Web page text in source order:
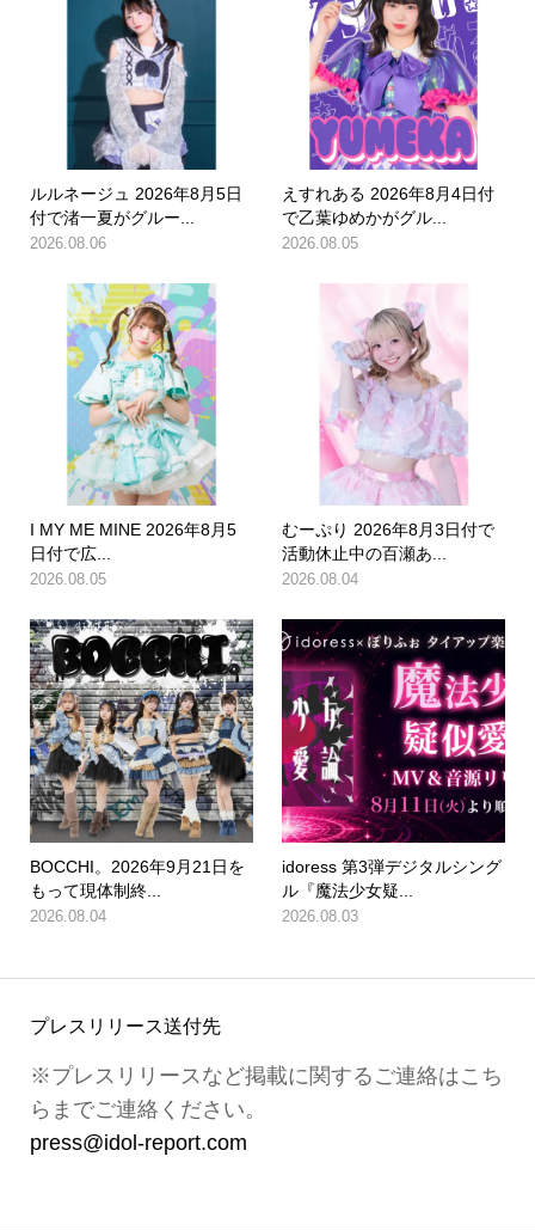
ルルネージュ 2026年8月5日
付で渚一夏がグルー...
2026.08.06
えすれある 2026年8月4日付
で乙葉ゆめかがグル...
2026.08.05
I MY ME MINE 2026年8月5
日付で広...
2026.08.05
むーぷり 2026年8月3日付で
活動休止中の百瀬あ...
2026.08.04
BOCCHI。2026年9月21日を
もって現体制終...
2026.08.04
idoress 第3弾デジタルシング
ル『魔法少女疑...
2026.08.03
プレスリリース送付先
※プレスリリースなど掲載に関するご連絡はこち
らまでご連絡ください。
press@idol-report.com